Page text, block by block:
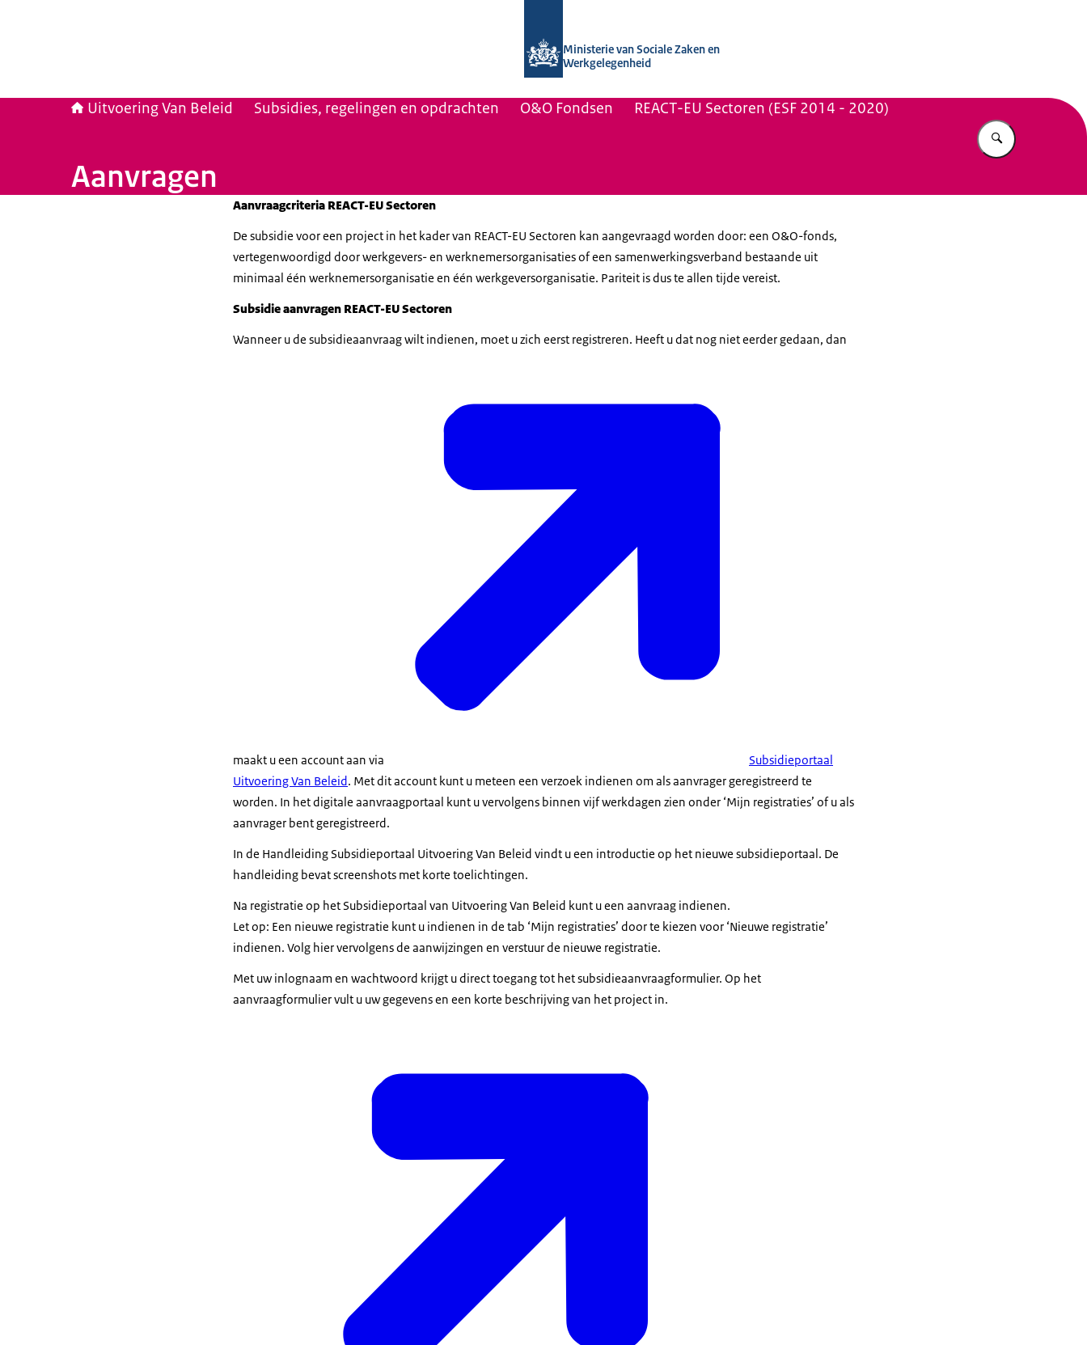
Ministerie van Sociale Zaken en
Werkgelegenheid
Uitvoering Van Beleid Subsidies, regelingen en opdrachten O&O Fondsen REACT-EU Sectoren (ESF 2014 - 2020)
Vul in wat u
Aanvragen
Aanvraagcriteria REACT-EU Sectoren
De subsidie voor een project in het kader van REACT-EU Sectoren kan aangevraagd worden door: een O&O-fonds,
vertegenwoordigd door werkgevers- en werknemersorganisaties of een samenwerkingsverband bestaande uit
minimaal één werknemersorganisatie en één werkgeversorganisatie. Pariteit is dus te allen tijde vereist.
Subsidie aanvragen REACT-EU Sectoren
Wanneer u de subsidieaanvraag wilt indienen, moet u zich eerst registreren. Heeft u dat nog niet eerder gedaan, dan
maakt u een account aan via
Subsidieportaal
Uitvoering Van Beleid. Met dit account kunt u meteen een verzoek indienen om als aanvrager geregistreerd te
worden. In het digitale aanvraagportaal kunt u vervolgens binnen vijf werkdagen zien onder ‘Mijn registraties’ of u als
aanvrager bent geregistreerd.
In de Handleiding Subsidieportaal Uitvoering Van Beleid vindt u een introductie op het nieuwe subsidieportaal. De
handleiding bevat screenshots met korte toelichtingen.
Na registratie op het Subsidieportaal van Uitvoering Van Beleid kunt u een aanvraag indienen.
Let op: Een nieuwe registratie kunt u indienen in de tab ‘Mijn registraties’ door te kiezen voor ‘Nieuwe registratie’
indienen. Volg hier vervolgens de aanwijzingen en verstuur de nieuwe registratie.
Met uw inlognaam en wachtwoord krijgt u direct toegang tot het subsidieaanvraagformulier. Op het
aanvraagformulier vult u uw gegevens en een korte beschrijving van het project in.